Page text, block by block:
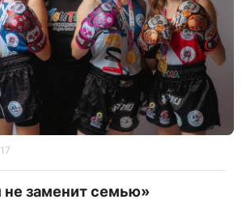
заменит семью»